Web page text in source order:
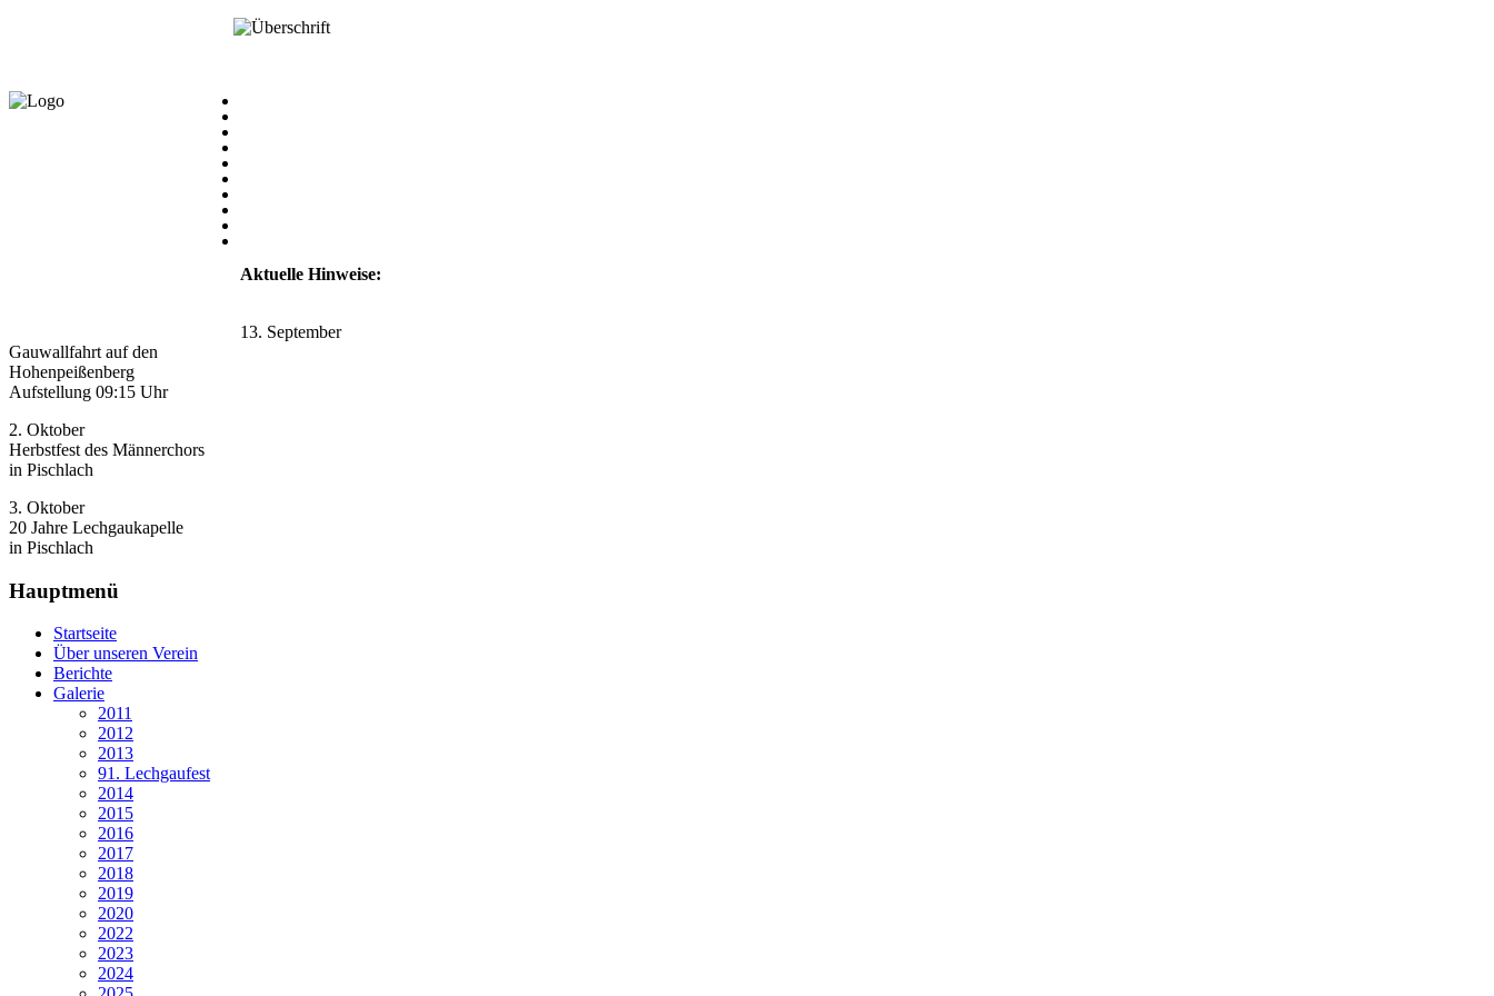
Aktuelle Hinweise:
13. September
Gauwallfahrt auf den
Hohenpeißenberg
Aufstellung 09:15 Uhr
2. Oktober
Herbstfest des Männerchors
in Pischlach
3. Oktober
20 Jahre Lechgaukapelle
in Pischlach
Hauptmenü
Startseite
Über unseren Verein
Berichte
Galerie
2011
2012
2013
91. Lechgaufest
2014
2015
2016
2017
2018
2019
2020
2022
2023
2024